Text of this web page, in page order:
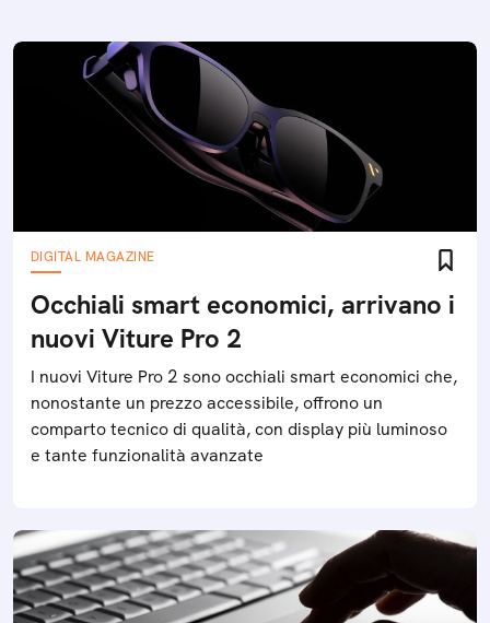
DIGITAL MAGAZINE
Occhiali smart economici, arrivano i
nuovi Viture Pro 2
I nuovi Viture Pro 2 sono occhiali smart economici che,
nonostante un prezzo accessibile, offrono un
comparto tecnico di qualità, con display più luminoso
e tante funzionalità avanzate